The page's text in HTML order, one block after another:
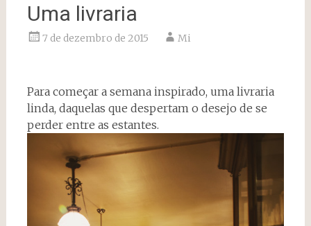
Uma livraria
7 de dezembro de 2015 Mi
Para começar a semana inspirado, uma livraria
linda, daquelas que despertam o desejo de se
perder entre as estantes.